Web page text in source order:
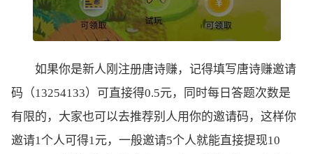
如果你是新人刚注册唐诗赚，记得填写唐诗赚邀请
码（13254133）可直接得0.5元，同时每日答题次数是
有限的，大家也可以去推荐别人用你的邀请码，这样你
邀请1个人可得1元，一般邀请5个人就能直接提现10